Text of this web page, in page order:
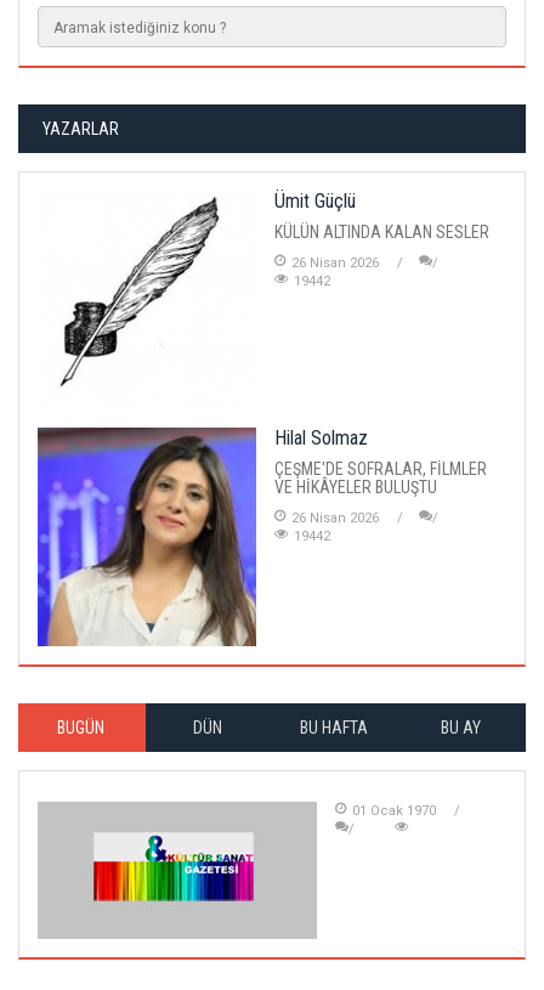
YAZARLAR
Ümit Güçlü
KÜLÜN ALTINDA KALAN SESLER
26 Nisan 2026
19442
Hilal Solmaz
ÇEŞME'DE SOFRALAR, FİLMLER
VE HİKÂYELER BULUŞTU
26 Nisan 2026
19442
BUGÜN DÜN BU HAFTA BU AY
01 Ocak 1970